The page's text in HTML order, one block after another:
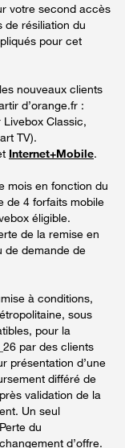
votre second accès
de résiliation du
pour cet
nouveaux clients
d’orange.fr :
Classic,
TV).
Internet+Mobile.
mois en fonction du
de 4 forfaits mobile
éligible.
de la remise en
de demande de
à conditions,
sous
pour la
par des clients
présentation d’une
différé de
validation de la
Un seul
du
d’offre.